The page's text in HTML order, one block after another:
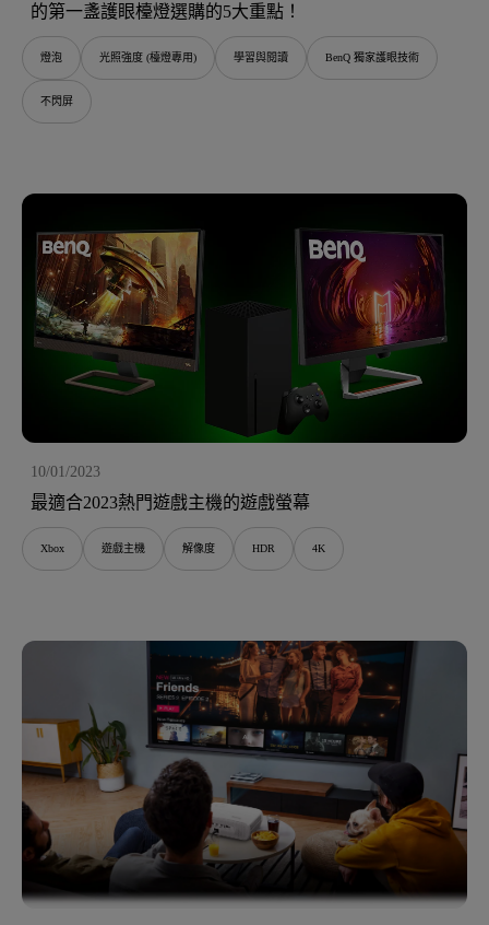
的第一盞護眼檯燈選購的5大重點！
燈泡 光照強度 (檯燈專用) 學習與閱讀 BenQ 獨家護眼技術
不閃屏
10/01/2023
最適合2023熱門遊戲主機的遊戲螢幕
Xbox 遊戲主機 解像度 HDR 4K